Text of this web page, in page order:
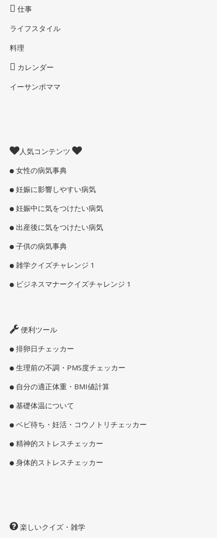
仕事
ライフスタイル
料理
カレンダー
イーサンポママ
人気コンテンツ
女性の病気事典
妊娠に影響しやすい病気
妊娠中に気をつけたい病気
出産後に気をつけたい病気
子供の病気事典
雑学クイズチャレンジ 1
ビジネスマナークイズチャレンジ 1
便利ツール
排卵日チェッカー
生理前の不調・PMS度チェッカー
自分の適正体重・BMI値計算
基礎体温について
ベビ待ち・妊活・コウノトリチェッカー
精神的ストレスチェッカー
身体的ストレスチェッカー
楽しいクイズ・雑学